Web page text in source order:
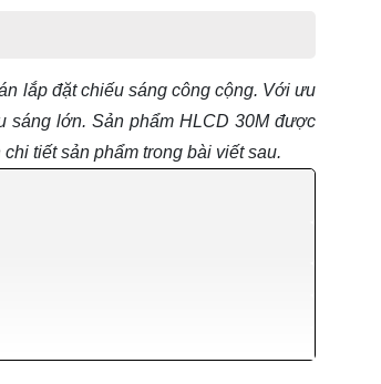
lắp đặt chiếu sáng công cộng. Với ưu
sáng lớn. Sản phẩm HLCD 30M được
tiết sản phẩm trong bài viết sau.